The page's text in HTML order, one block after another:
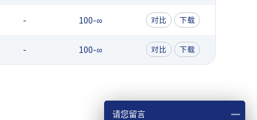
- 100-∞ 对比 下载
- 100-∞ 对比 下载
请您留言